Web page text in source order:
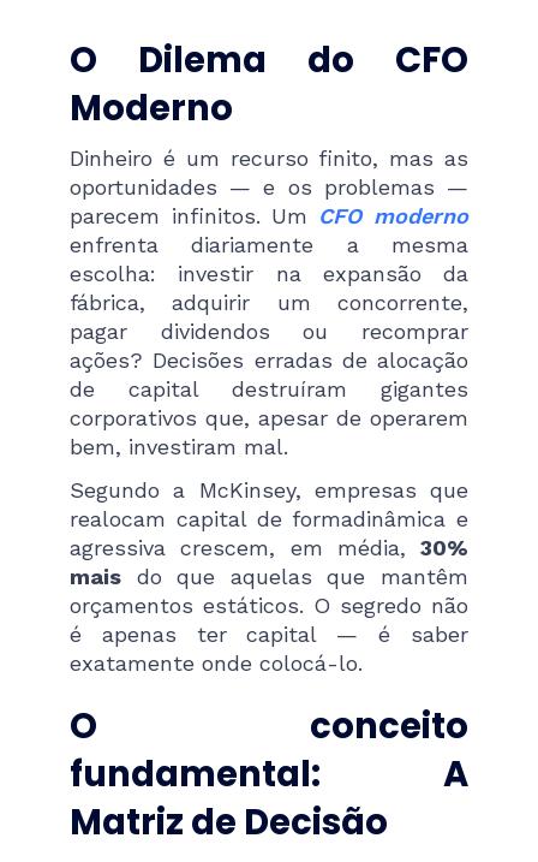
O Dilema do CFO
Moderno
Dinheiro é um recurso finito, mas as
oportunidades — e os problemas —
parecem infinitos. Um CFO moderno
enfrenta diariamente a mesma
escolha: investir na expansão da
fábrica, adquirir um concorrente,
pagar dividendos ou recomprar
ações? Decisões erradas de alocação
de capital destruíram gigantes
corporativos que, apesar de operarem
bem, investiram mal.
Segundo a McKinsey, empresas que
realocam capital de formadinâmica e
agressiva crescem, em média, 30%
mais do que aquelas que mantêm
orçamentos estáticos. O segredo não
é apenas ter capital — é saber
exatamente onde colocá-lo.
O conceito
fundamental: A
Matriz de Decisão